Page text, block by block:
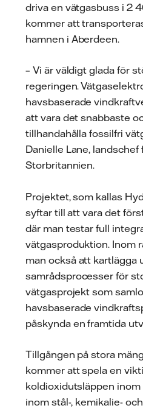
driva en vätgasbuss i 2
kommer att
hamnen i Aberdeen.
– Vi är väldigt glada för
regeringen.
havsbaserade
att vara det snabbaste
tillhandahålla fossilfri
Danielle Lane, landschef
Storbritannien.
Projektet, som kallas
syftar till att vara det
där man testar full
vätgasproduktion. Inom
man också att kartlägga
samrådsprocesser för
vätgasprojekt som
havsbaserade
påskynda en framtida
Tillgången på stora
kommer att spela en
koldioxidutsläppen
inom stål-, kemikalie-